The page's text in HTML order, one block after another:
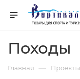
Походы
Главная — Проекты